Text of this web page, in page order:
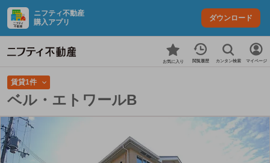
ニフティ不動産
購入アプリ
ダウンロード
お気に入り 閲覧履歴 カンタン検索 マイページ
賃貸1件
ベル・エトワールB